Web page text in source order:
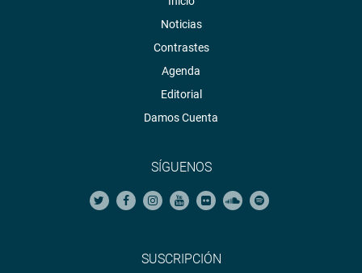
Noticias
Contrastes
Agenda
Editorial
Damos Cuenta
SÍGUENOS
SUSCRIPCIÓN